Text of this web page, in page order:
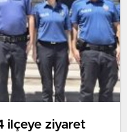
ilçeye ziyaret